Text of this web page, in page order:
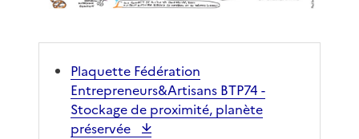
Plaquette Fédération
Entrepreneurs&Artisans BTP74 -
Stockage de proximité, planète
préservée